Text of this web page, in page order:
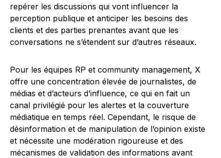
repérer les discussions qui vont influencer la
perception publique et anticiper les besoins des
clients et des parties prenantes avant que les
conversations ne s’étendent sur d’autres réseaux.
Pour les équipes RP et community management, X
offre une concentration élevée de journalistes, de
médias et d’acteurs d’influence, ce qui en fait un
canal privilégié pour les alertes et la couverture
médiatique en temps réel. Cependant, le risque de
désinformation et de manipulation de l’opinion existe
et nécessite une modération rigoureuse et des
mécanismes de validation des informations avant